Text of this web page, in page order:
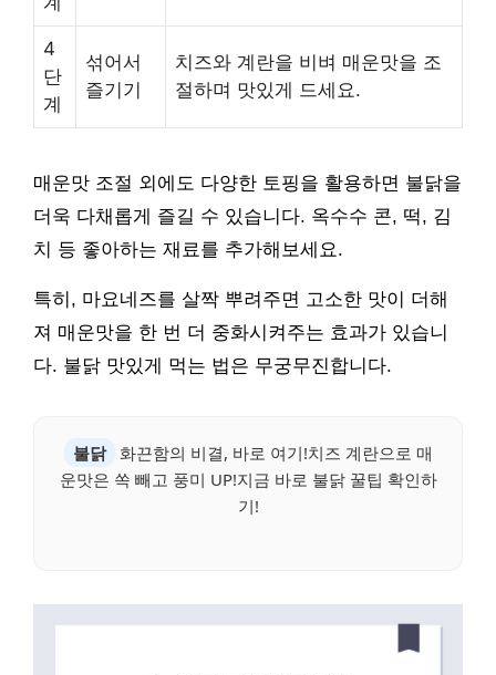
4
단
계
섞어서
즐기기
치즈와 계란을 비벼 매운맛을 조
절하며 맛있게 드세요.
매운맛 조절 외에도 다양한 토핑을 활용하면 불닭을
더욱 다채롭게 즐길 수 있습니다. 옥수수 콘, 떡, 김
치 등 좋아하는 재료를 추가해보세요.
특히, 마요네즈를 살짝 뿌려주면 고소한 맛이 더해
져 매운맛을 한 번 더 중화시켜주는 효과가 있습니
다. 불닭 맛있게 먹는 법은 무궁무진합니다.
불닭
화끈함의 비결, 바로 여기!치즈 계란으로 매
운맛은 쏙 빼고 풍미 UP!지금 바로 불닭 꿀팁 확인하
기!